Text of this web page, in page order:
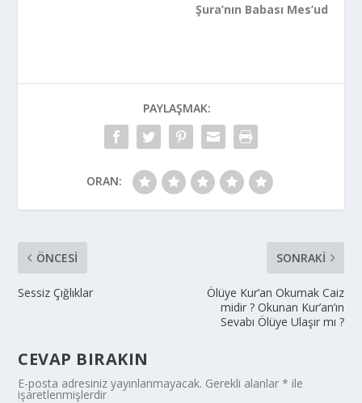
Şura’nın Babası Mes’ud
PAYLAŞMAK:
ORAN:
ÖNCESI
Sessiz Çığlıklar
SONRAKI
Ölüye Kur’an Okumak Caiz
midir ? Okunan Kur’an’ın
Sevabı Ölüye Ulaşır mı ?
CEVAP BIRAKIN
E-posta adresiniz yayınlanmayacak. Gerekli alanlar* ile
işaretlenmişlerdir